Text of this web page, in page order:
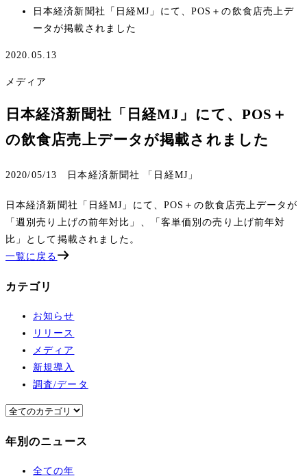
日本経済新聞社「日経MJ」にて、POS＋の飲食店売上デ
ータが掲載されました
2020.05.13
メディア
日本経済新聞社「日経MJ」にて、POS＋
の飲食店売上データが掲載されました
2020/05/13 日本経済新聞社 「日経MJ」
日本経済新聞社「日経MJ」にて、POS＋の飲食店売上データが
「週別売り上げの前年対比」、「客単価別の売り上げ前年対
比」として掲載されました。
一覧に戻る
カテゴリ
お知らせ
リリース
メディア
新規導入
調査/データ
年別のニュース
全ての年